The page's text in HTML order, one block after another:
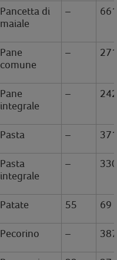
Pancetta di
maiale
–
Pane
comune
–
Pane
integrale
–
Pasta –
Pasta
integrale
–
Patate 55 69
Pecorino –